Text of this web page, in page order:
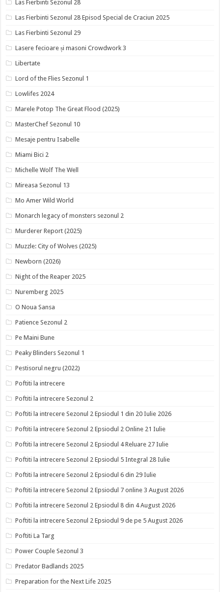
Las Fierbinti Sezonul 28
Las Fierbinti Sezonul 28 Episod Special de Craciun 2025
Las Fierbinti Sezonul 29
Lasere fecioare și masoni Crowdwork 3
Libertate
Lord of the Flies Sezonul 1
Lowlifes 2024
Marele Potop The Great Flood (2025)
MasterChef Sezonul 10
Mesaje pentru Isabelle
Miami Bici 2
Michelle Wolf The Well
Mireasa Sezonul 13
Mo Amer Wild World
Monarch legacy of monsters sezonul 2
Murderer Report (2025)
Muzzle: City of Wolves (2025)
Newborn (2026)
Night of the Reaper 2025
Nuremberg 2025
O Noua Sansa
Patience Sezonul 2
Pe Maini Bune
Peaky Blinders Sezonul 1
Pestisorul negru (2022)
Poftiti la intrecere
Poftiti la intrecere Sezonul 2
Poftiti la intrecere Sezonul 2 Epsiodul 1 din 20 Iulie 2026
Poftiti la intrecere Sezonul 2 Epsiodul 2 Online 21 Iulie
Poftiti la intrecere Sezonul 2 Epsiodul 4 Reluare 27 Iulie
Poftiti la intrecere Sezonul 2 Epsiodul 5 Integral 28 Iulie
Poftiti la intrecere Sezonul 2 Epsiodul 6 din 29 Iulie
Poftiti la intrecere Sezonul 2 Epsiodul 7 online 3 August 2026
Poftiti la intrecere Sezonul 2 Epsiodul 8 din 4 August 2026
Poftiti la intrecere Sezonul 2 Epsiodul 9 de pe 5 August 2026
Poftiti La Targ
Power Couple Sezonul 3
Predator Badlands 2025
Preparation for the Next Life 2025